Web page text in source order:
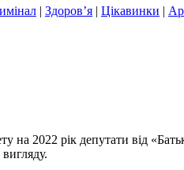
| Здоров’я | Цікавинки |
на 2022 рік депутати від